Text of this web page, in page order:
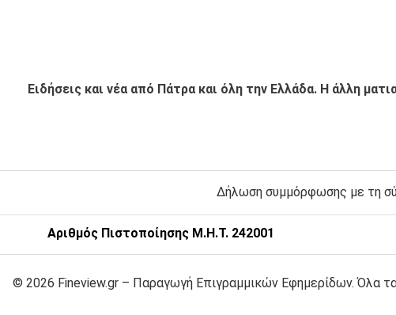
Ειδήσεις και νέα από Πάτρα και όλη την Ελλάδα. Η άλλη
Δήλωση συμμόρφωσης με τη
Αριθμός Πιστοποίησης Μ.Η.Τ. 242001
© 2026 Fineview.gr – Παραγωγή Επιγραμμικών Εφημερίδων. Όλα τα